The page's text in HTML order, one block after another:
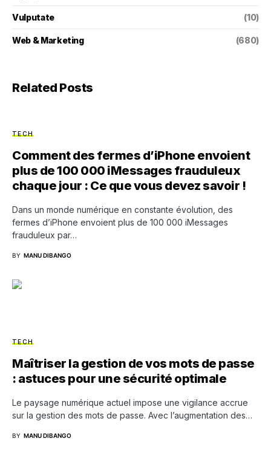
Vulputate (10)
Web & Marketing (680)
Related Posts
TECH
Comment des fermes d’iPhone envoient
plus de 100 000 iMessages frauduleux
chaque jour : Ce que vous devez savoir !
Dans un monde numérique en constante évolution, des
fermes d’iPhone envoient plus de 100 000 iMessages
frauduleux par…
BY MANU DIBANGO
TECH
Maîtriser la gestion de vos mots de passe
: astuces pour une sécurité optimale
Le paysage numérique actuel impose une vigilance accrue
sur la gestion des mots de passe. Avec l’augmentation des…
BY MANU DIBANGO